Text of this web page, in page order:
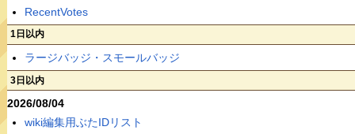
RecentVotes
1日以内
ラージバッジ・スモールバッジ
3日以内
2026/08/04
wiki編集用ぶたIDリスト